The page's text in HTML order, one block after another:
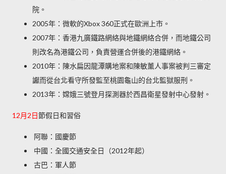
院。
2005年：微軟的Xbox 360正式在歐洲上市。
2007年：香港九廣鐵路網絡與地鐵網絡合併，而地鐵公司
則改名為港鐵公司，負責營運合併後的港鐵網絡。
2010年：陳水扁因龍潭購地案和陳敏薰人事案被判三審定
讞而從台北看守所發監至桃園龜山的台北監獄服刑。
2013年：嫦娥三號登月探測器於西昌衛星發射中心發射。
12月2日節假日和習俗
阿聯：國慶節
中國：全國交通安全日（2012年起）
古巴：軍人節